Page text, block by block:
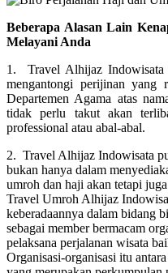
Beberapa Alasan Lain
Melayani Anda
1. Travel Alhijaz Indowisata
mengantongi perijinan yang
Departemen Agama atas
tidak perlu takut akan
professional atau abal-abal.
2. Travel Alhijaz Indowisata
bukan hanya dalam
umroh dan haji akan tetapi
Travel Umroh Alhijaz
keberadaannya dalam bidang
sebagai member bermacam
pelaksana perjalanan wisata
Organisasi-organisasi itu